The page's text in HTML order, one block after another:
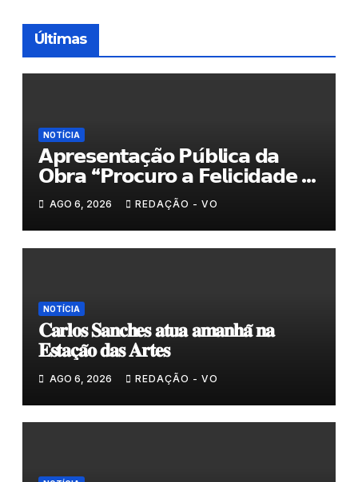
Últimas
NOTÍCIA
𝗔𝗽𝗿𝗲𝘀𝗲𝗻𝘁𝗮𝗰̧𝗮̃𝗼 𝗣𝘂́𝗯𝗹𝗶𝗰𝗮 𝗱𝗮
𝗢𝗯𝗿𝗮 “𝗣𝗿𝗼𝗰𝘂𝗿𝗼 𝗮 𝗙𝗲𝗹𝗶𝗰𝗶𝗱𝗮𝗱𝗲 𝗲
𝗲𝗹𝗮 𝗺𝗼𝗿𝗮 𝗰𝗼𝗺𝗶𝗴𝗼”
AGO 6, 2026 REDAÇÃO - VO
NOTÍCIA
𝐂𝐚𝐫𝐥𝐨𝐬 𝐒𝐚𝐧𝐜𝐡𝐞𝐬 𝐚𝐭𝐮𝐚 𝐚𝐦𝐚𝐧𝐡𝐚̃ 𝐧𝐚
𝐄𝐬𝐭𝐚𝐜̧𝐚̃𝐨 𝐝𝐚𝐬 𝐀𝐫𝐭𝐞𝐬
AGO 6, 2026 REDAÇÃO - VO